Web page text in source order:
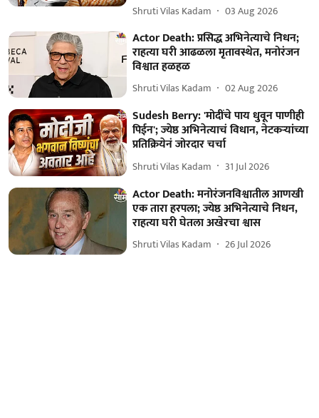
Shruti Vilas Kadam 03 Aug 2026
Actor Death: प्रसिद्ध अभिनेत्याचे निधन;
राहत्या घरी आढळला मृतावस्थेत, मनोरंजन
विश्वात हळहळ
Shruti Vilas Kadam 02 Aug 2026
Sudesh Berry: 'मोदींचे पाय धुवून पाणीही
पिईन'; ज्येष्ठ अभिनेत्याचं विधान, नेटकऱ्यांच्या
प्रतिक्रियेनं जोरदार चर्चा
Shruti Vilas Kadam 31 Jul 2026
Actor Death: मनोरंजनविश्वातील आणखी
एक तारा हरपला; ज्येष्ठ अभिनेत्याचे निधन,
राहत्या घरी घेतला अखेरचा श्वास
Shruti Vilas Kadam 26 Jul 2026